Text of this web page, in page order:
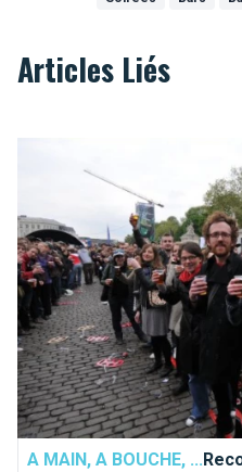
Articles Liés
A MAIN, A BOUCHE, ...